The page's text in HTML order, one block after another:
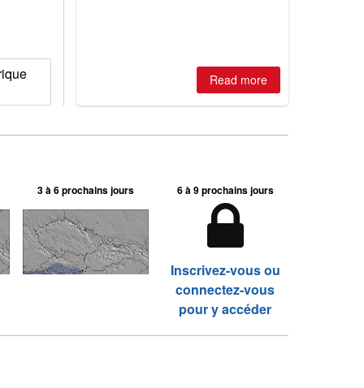
Read more
3 à 6 prochains jours 6 à 9 prochains jours
Inscrivez-vous ou
connectez-vous
pour y accéder